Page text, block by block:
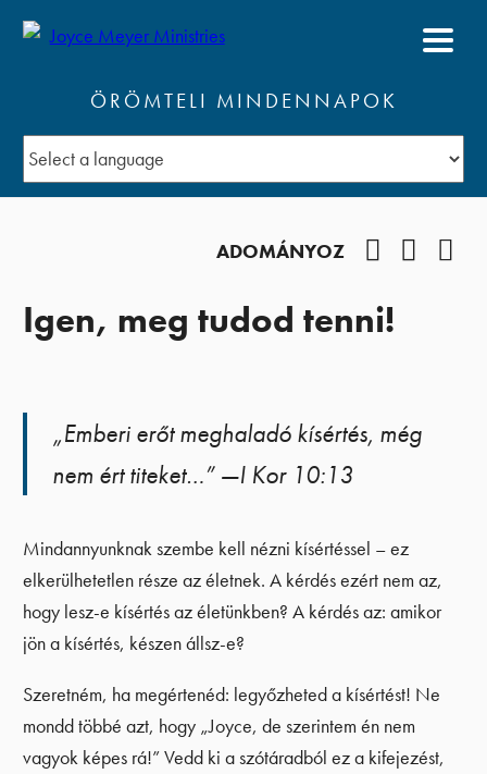
ÖRÖMTELI MINDENNAPOK
ADOMÁNYOZ
Igen, meg tudod tenni!
„Emberi erőt meghaladó kísértés, még
nem ért titeket…” —I Kor 10:13
Mindannyunknak szembe kell nézni kísértéssel – ez
elkerülhetetlen része az életnek. A kérdés ezért nem az,
hogy lesz-e kísértés az életünkben? A kérdés az: amikor
jön a kísértés, készen állsz-e?
Szeretném, ha megértenéd: legyőzheted a kísértést! Ne
mondd többé azt, hogy „Joyce, de szerintem én nem
vagyok képes rá!” Vedd ki a szótáradból ez a kifejezést,